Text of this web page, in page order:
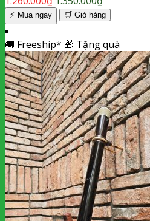
⚡ Mua ngay 🛒 Giỏ hàng
🚚 Freeship* 🎁 Tặng quà